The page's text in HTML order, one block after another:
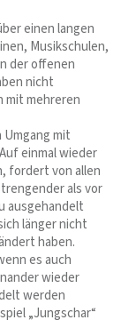
einen langen
Musikschulen,
der offenen
nicht
mit mehreren
mit
einmal wieder
fordert von allen
als vor
ausgehandelt
länger nicht
haben.
es auch
wieder
werden
„Jungschar“